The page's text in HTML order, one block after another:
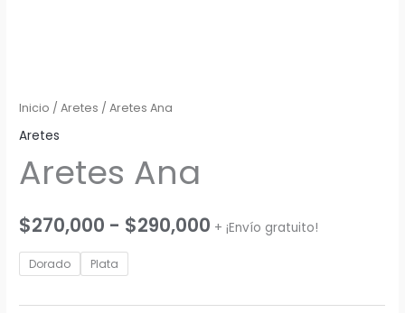
Inicio /Aretes / Aretes Ana
Aretes
Aretes Ana
$270,000 - $290,000 Rango
+ ¡Envío gratuito!
Dorado Plata